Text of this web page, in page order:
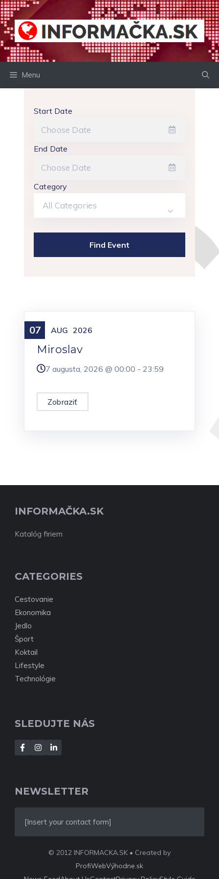
Preskočiť
na
obsah
Menu
Start Date
End Date
Category
All Categories
07 AUG 2026
Meniny
Miroslav
7 augusta, 2026 @ 00:00 - 23:59
Zobraziť
INFORMAČKA.SK
Katalóg firiem
CATEGORIES
Cestovanie
Ekonomika
Jedlo
Šport
Koktail
Lifestyle
Technológie
SLEDUJTE NÁS
NEWSLETTER
[Insert your contact form]
© 2012 INFORMACKA.SK • Created by
ProfiWebVýhodne.sk